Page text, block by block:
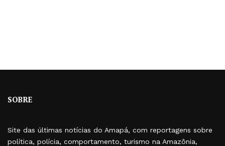
SOBRE
Site das últimas notícias do Amapá, com reportagens sobre
política, polícia, comportamento, turismo na Amazônia,